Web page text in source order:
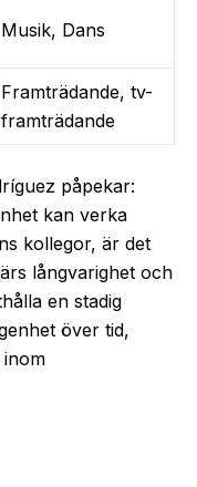
Musik, Dans
Framträdande, tv-
framträdande
påpekar:
kan verka
kollegor, är det
långvarighet och
en stadig
över tid,